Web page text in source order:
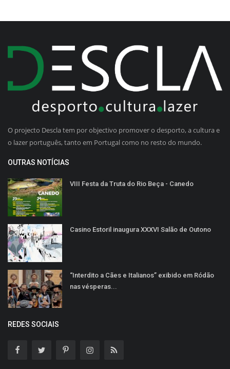
O projecto Descla tem por objectivo promover o desporto, a cultura e
o lazer português, tanto em Portugal como no resto do mundo.
OUTRAS NOTÍCIAS
VIII Festa da Truta do Rio Beça - Canedo
Casino Estoril inaugura XXXVI Salão de Outono
“Interdito a Cães e Italianos” exibido em Ródão
nas vésperas...
REDES SOCIAIS